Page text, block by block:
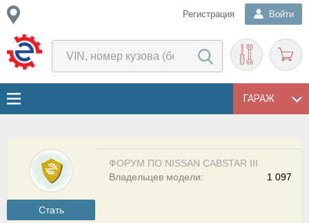
Регистрация Войти
ГАРАЖ
Cтать
ФОРУМ ПО NISSAN CABSTAR III
1 097
Владельцев модели: